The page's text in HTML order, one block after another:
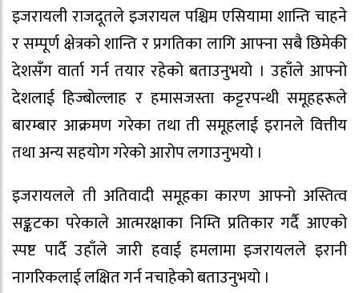
इजरायली राजदूतले इजरायल पश्चिम एसियामा शान्ति चाहने
र सम्पूर्ण क्षेत्रको शान्ति र प्रगतिका लागि आफ्ना सबै छिमेकी
देशसँग वार्ता गर्न तयार रहेको बताउनुभयो । उहाँले आफ्नो
देशलाई हिज्बोल्लाह र हमासजस्ता कट्टरपन्थी समूहहरूले
बारम्बार आक्रमण गरेका तथा ती समूहलाई इरानले वित्तीय
तथा अन्य सहयोग गरेको आरोप लगाउनुभयो ।
इजरायलले ती अतिवादी समूहका कारण आफ्नो अस्तित्व
सङ्कटका परेकाले आत्मरक्षाका निम्ति प्रतिकार गर्दै आएको
स्पष्ट पार्दै उहाँले जारी हवाई हमलामा इजरायलले इरानी
नागरिकलाई लक्षित गर्न नचाहेको बताउनुभयो ।